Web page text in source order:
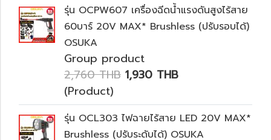
รุ่น OCPW607 เครื่องฉีดน้ำแรงดันสูงไร้สาย
60บาร์ 20V MAX* Brushless (ปรับรอบได้)
OSUKA
Group product
2,760 THB 1,930 THB
(Product)
รุ่น OCL303 ไฟฉายไร้สาย LED 20V MAX*
Brushless (ปรับระดับได้) OSUKA